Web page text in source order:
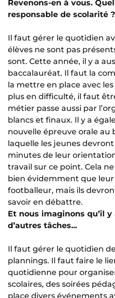
Revenons-en à vous.
responsable de scolarité ?
Il faut gérer le quotidien
élèves ne sont pas
sont. Cette année, il y a
baccalauréat. Il faut la
la mettre en place avec
plus en difficulté, il faut
métier passe aussi par
blancs et finaux. Il y a
nouvelle épreuve orale au
laquelle les jeunes
minutes de leur
travail sur ce point. Cela
bien évidemment que leur
footballeur, mais ils
savoir en débattre.
Et nous imaginons qu’il
d’autres tâches...
Il faut gérer le quotidien
plannings. Il faut faire le
quotidienne pour
scolaires, des soirées
place divers événements